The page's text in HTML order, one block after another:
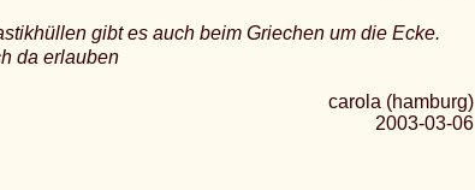
gibt es auch beim Griechen um die Ecke.
da erlauben
carola (hamburg)
2003-03-06